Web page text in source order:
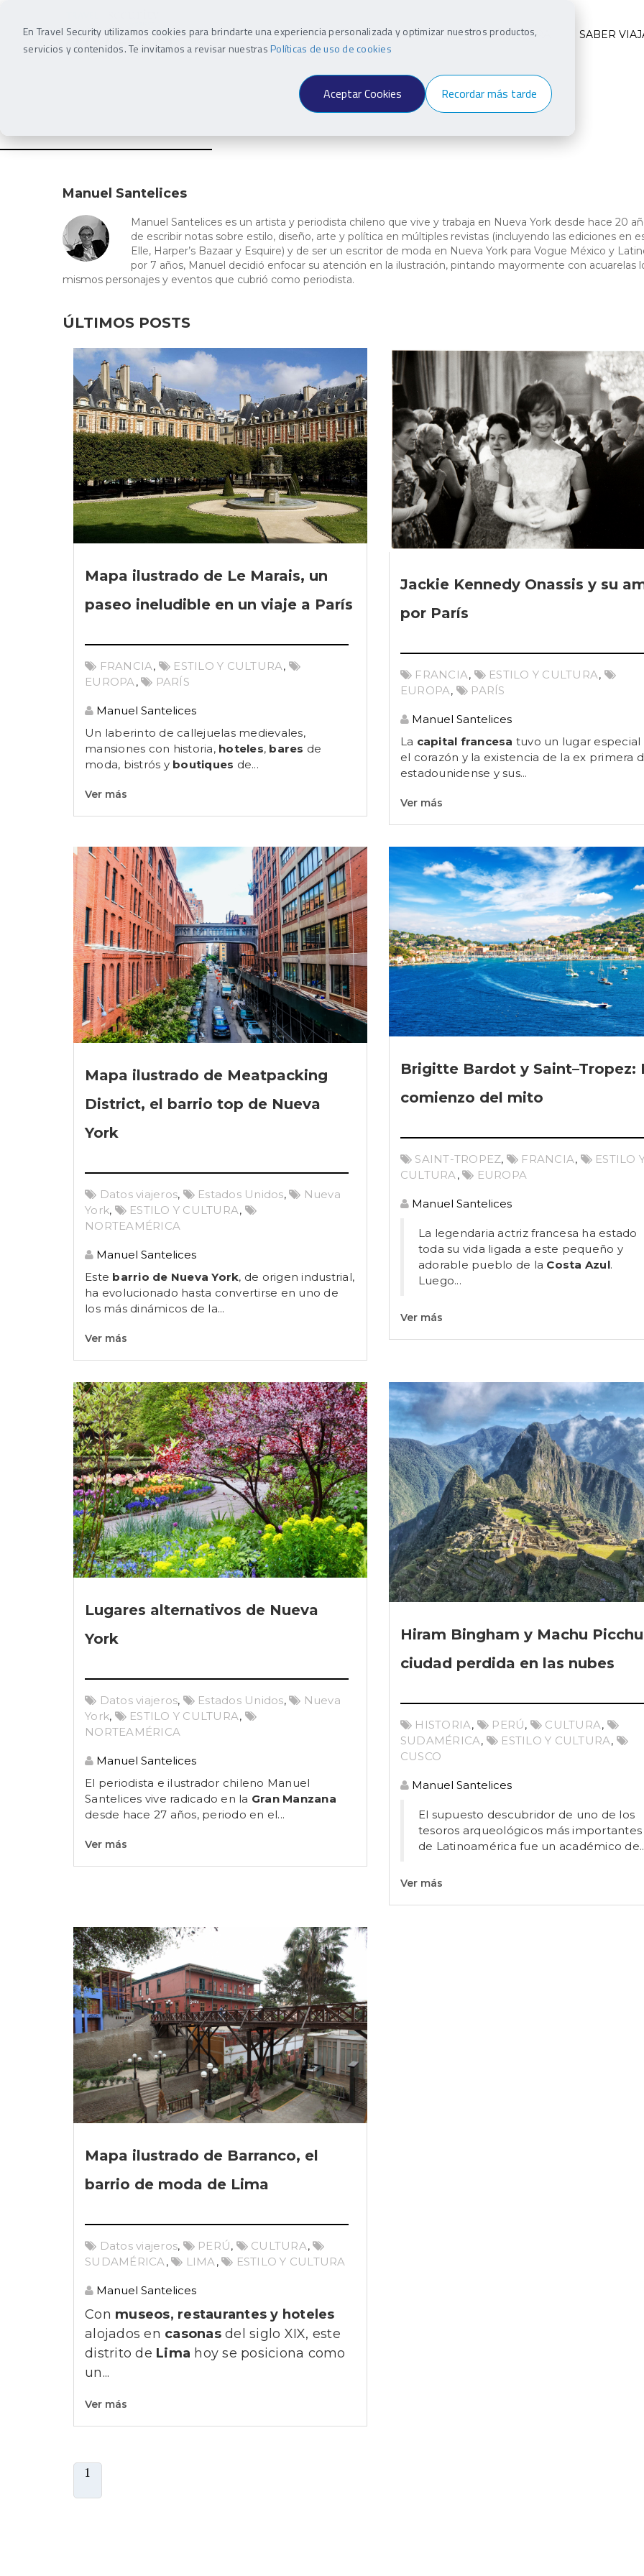
En Travel Security utilizamos cookies para brindarte una experiencia personalizada y optimizar nuestros productos,
servicios y contenidos. Te invitamos a revisar nuestrasPolíticas de uso de cookies
Aceptar Cookies Recordar más tarde
INSPIRACIÓN DESTINO VIAJEROS ESTILO Y CULTURA SABER
Manuel Santelices
Manuel Santelices es un artista y periodista chileno que vive y trabaja en Nueva York desde hace 20
de escribir notas sobre estilo, diseño, arte y política en múltiples revistas (incluyendo las ediciones en
Elle, Harper’s Bazaar y Esquire) y de ser un escritor de moda en Nueva York para Vogue México y
por 7 años, Manuel decidió enfocar su atención en la ilustración, pintando mayormente con acuarelas
mismos personajes y eventos que cubrió como periodista.
ÚLTIMOS POSTS
Mapa ilustrado de Le Marais, un
paseo ineludible en un viaje a París
FRANCIA, ESTILO Y CULTURA,
EUROPA, PARÍS
Manuel Santelices
Un laberinto de callejuelas medievales,
mansiones con historia, hoteles, bares de
moda, bistrós y boutiques de...
Ver más
Jackie Kennedy Onassis y su
por París
FRANCIA, ESTILO Y CULTURA,
EUROPA, PARÍS
Manuel Santelices
La capital francesa tuvo un lugar especial
el corazón y la existencia de la ex primera
estadounidense y sus...
Ver más
Mapa ilustrado de Meatpacking
District, el barrio top de Nueva
York
Datos viajeros, Estados Unidos,
Nueva
York, ESTILO Y CULTURA,
NORTEAMÉRICA
Manuel Santelices
Este barrio de Nueva York, de origen industrial,
ha evolucionado hasta convertirse en uno de
los más dinámicos de la...
Ver más
Brigitte Bardot y Saint–Tropez:
comienzo del mito
SAINT-TROPEZ, FRANCIA,
ESTILO
CULTURA , EUROPA
Manuel Santelices
La legendaria actriz francesa ha estado
toda su vida ligada a este pequeño y
adorable pueblo de la Costa Azul.
Luego...
Ver más
Lugares alternativos de Nueva
York
Datos viajeros, Estados Unidos,
Nueva
York, ESTILO Y CULTURA,
NORTEAMÉRICA
Manuel Santelices
El periodista e ilustrador chileno Manuel
Santelices vive radicado en la Gran Manzana
desde hace 27 años, periodo en el...
Ver más
Hiram Bingham y Machu
ciudad perdida en las nubes
HISTORIA, PERÚ, CULTURA,
SUDAMÉRICA, ESTILO Y CULTURA,
CUSCO
Manuel Santelices
El supuesto descubridor de uno de los
tesoros arqueológicos más importantes
de Latinoamérica fue un académico
Ver más
Mapa ilustrado de Barranco, el
barrio de moda de Lima
Datos viajeros, PERÚ, CULTURA,
SUDAMÉRICA , LIMA , ESTILO Y CULTURA
Manuel Santelices
Con museos, restaurantes y hoteles
alojados en casonasdel siglo XIX, este
distrito de Lima hoy se posiciona como
un...
Ver más
1